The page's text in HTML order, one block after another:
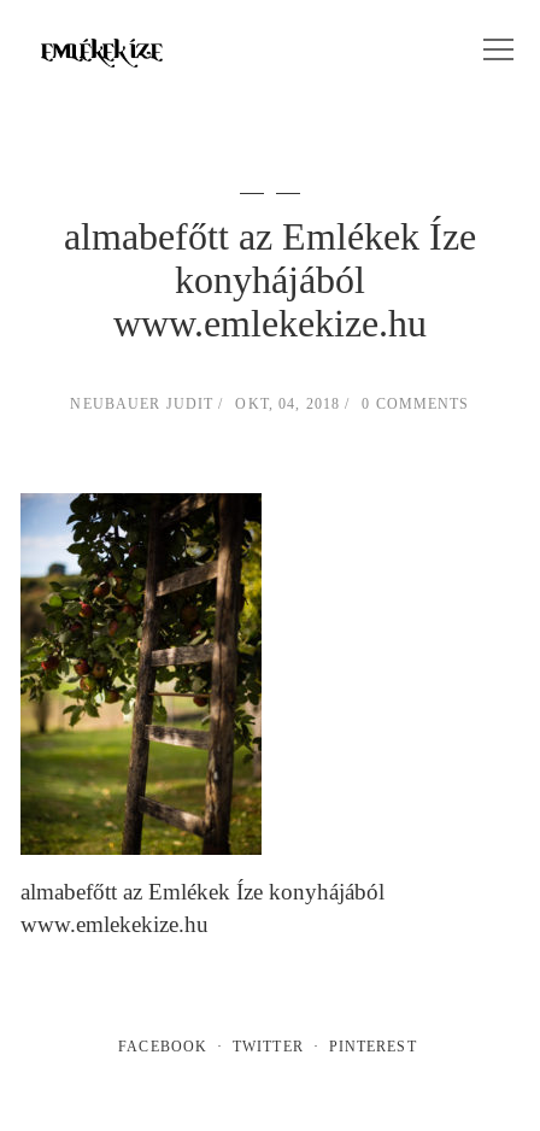
almabefőtt az Emlékek Íze
konyhájából
www.emlekekize.hu
NEUBAUER JUDIT OKT, 04, 2018 0 COMMENTS
almabefőtt az Emlékek Íze konyhájából
www.emlekekize.hu
FACEBOOK TWITTER PINTEREST